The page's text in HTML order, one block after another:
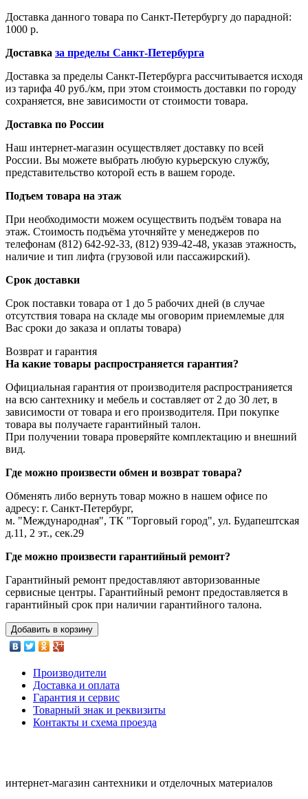
Доставка данного товара по Санкт-Петербургу до парадной:
1000 р.
Доставка за пределы Санкт-Петербурга
Доставка за пределы Санкт-Петербурга рассчитывается исходя
из тарифа 40 руб./км, при этом стоимость доставки по городу
сохраняется, вне зависимости от стоимости товара.
Доставка по России
Наш интернет-магазин осуществляет доставку по всей
России. Вы можете выбрать любую курьерскую службу,
представительство которой есть в вашем городе.
Подъем товара на этаж
При необходимости можем осуществить подъём товара на
этаж. Стоимость подъёма уточняйте у менеджеров по
телефонам (812) 642-92-33, (812) 939-42-48, указав этажность,
наличие и тип лифта (грузовой или пассажирский).
Срок доставки
Срок поставки товара от 1 до 5 рабочих дней (в случае
отсутствия товара на складе мы оговорим приемлемые для
Вас сроки до заказа и оплаты товара)
Возврат и гарантия
На какие товары распространяется гарантия?
Официальная гарантия от производителя распространияется
на всю сантехнику и мебель и составляет от 2 до 30 лет, в
зависимости от товара и его производителя. При покупке
товара вы получаете гарантийный талон.
При получении товара проверяйте комплектацию и внешний
вид.
Где можно произвести обмен и возврат товара?
Обменять либо вернуть товар можно в нашем офисе по
адресу: г. Санкт-Петербург,
м. "Международная", ТК "Торговый город", ул. Будапештская
д.11, 2 эт., сек.29
Где можно произвести гарантийный ремонт?
Гарантийный ремонт предоставляют авторизованные
сервисные центры. Гарантийный ремонт предоставляется в
гарантийный срок при наличии гарантийного талона.
Добавить в корзину
Производители
Доставка и оплата
Гарантия и сервис
Товарный знак и реквизиты
Контакты и схема проезда
интернет-магазин сантехники и отделочных материалов